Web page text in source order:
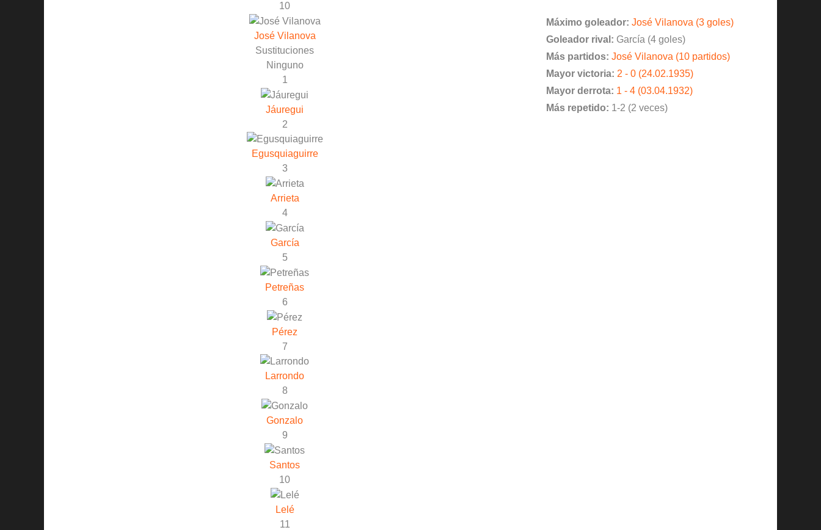
10
José Vilanova
Sustituciones
Ninguno
1
Jáuregui
2
Egusquiaguirre
3
Arrieta
4
García
5
Petreñas
6
Pérez
7
Larrondo
8
Gonzalo
9
Santos
10
Lelé
11
Máximo goleador: José Vilanova (3 goles)
Goleador rival: García (4 goles)
Más partidos: José Vilanova (10 partidos)
Mayor victoria: 2 - 0 (24.02.1935)
Mayor derrota: 1 - 4 (03.04.1932)
Más repetido: 1-2 (2 veces)